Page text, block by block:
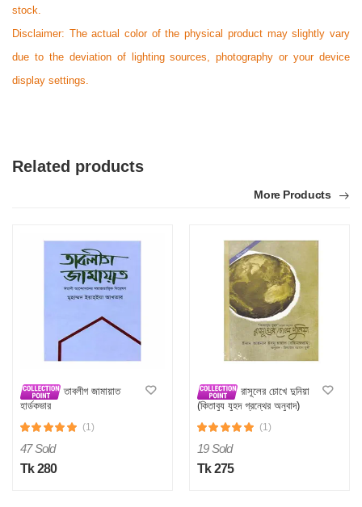
stock.
Disclaimer: The actual color of the physical product may slightly vary
due to the deviation of lighting sources, photography or your device
display settings.
Related products
More Products
তাবলীগ জামায়াত
হার্ডকভার
(1)
47 Sold
Tk 280
রাসূলের চোখে দুনিয়া
(কিতাবুয যুহদ গ্রন্থের অনুবাদ)
(1)
19 Sold
Tk 275